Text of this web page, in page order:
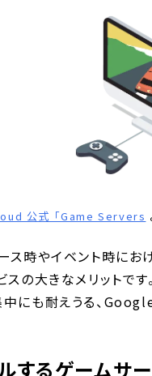
公式 「Game Servers
ス時やイベント時に
スの大きなメリットです。
にも耐えうる、
するゲームサ